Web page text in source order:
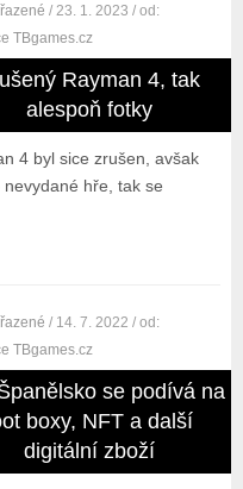
/ 23. 1. 2023 / od:
TBgames.cz
Rayman 4, tak
alespoň fotky
4 byl sice zrušen, avšak
hře, tak se
/ 14. 7. 2022 / od:
TBgames.cz
se podívá na
boxy, NFT a další
digitální zboží